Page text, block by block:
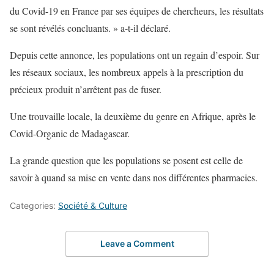
du Covid-19 en France par ses équipes de chercheurs, les résultats
se sont révélés concluants. » a-t-il déclaré.
Depuis cette annonce, les populations ont un regain d’espoir. Sur
les réseaux sociaux, les nombreux appels à la prescription du
précieux produit n’arrêtent pas de fuser.
Une trouvaille locale, la deuxième du genre en Afrique, après le
Covid-Organic de Madagascar.
La grande question que les populations se posent est celle de
savoir à quand sa mise en vente dans nos différentes pharmacies.
Categories: Société & Culture
Leave a Comment